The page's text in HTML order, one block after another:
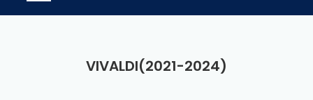
VIVALDI(2021-2024)